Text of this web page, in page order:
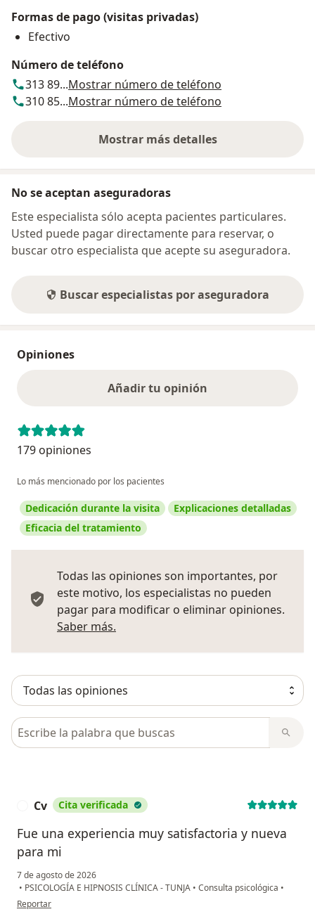
Formas de pago (visitas privadas)
Efectivo
Número de teléfono
313 89...Mostrar número de teléfono
310 85...Mostrar número de teléfono
Mostrar más detalles
sobre la dirección
No se aceptan aseguradoras
Este especialista sólo acepta pacientes particulares.
Usted puede pagar directamente para reservar, o
buscar otro especialista que acepte su aseguradora.
Buscar especialistas por aseguradora
Opiniones
Añadir tu opinión
179 opiniones
Lo más mencionado por los pacientes
Dedicación durante la visita
Explicaciones detalladas
Eficacia del tratamiento
Todas las opiniones son importantes, por
este motivo, los especialistas no pueden
pagar para modificar o eliminar opiniones.
Saber más.
Busca en opiniones
Cv Cita verificada
Fue una experiencia muy satisfactoria y nueva
para mi
7 de agosto de 2026
• PSICOLOGÍA E HIPNOSIS CLÍNICA - TUNJA • Consulta psicológica •
en opinión del usuario Cv
Reportar